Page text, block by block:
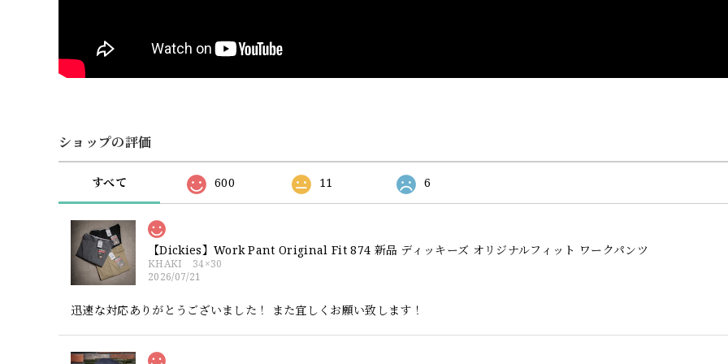
ショップの評価
すべて 600 11 6
【Dickies】Work Pant Original Fit 874 新品 ディッキーズ オリジナルフィット ワークパンツ
KHAKI 34×30
2026/07/21
迅速な対応ありがとうございました！ また宜しくお願い致します！